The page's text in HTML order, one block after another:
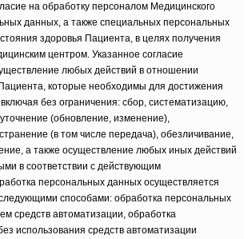
на обработку персоналом Медицинского
данных, а также специальных персональных
здоровья Пациента, в целях получения
центром. Указанное согласие
любых действий в отношении
которые необходимы для достижения
без ограничения: сбор, систематизацию,
(обновление, изменение),
(в том числе передача), обезличивание,
а также осуществление любых иных действий
в соответствии с действующим
персональных данных осуществляется
способами: обработка персональных
средств автоматизации, обработка
использования средств автоматизации